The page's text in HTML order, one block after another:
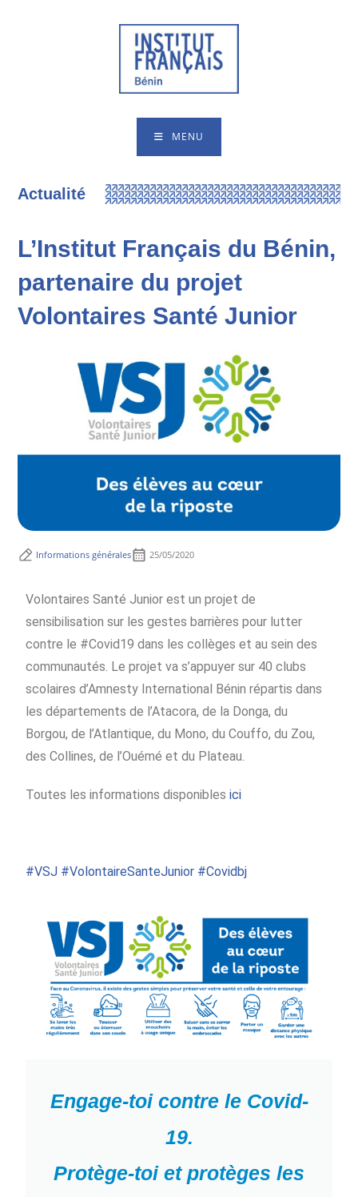
MENU
Actualité
L’Institut Français du Bénin,
partenaire du projet
Volontaires Santé Junior
Informations générales 25/05/2020
Volontaires Santé Junior est un projet de
sensibilisation sur les gestes barrières pour lutter
contre le #Covid19 dans les collèges et au sein des
communautés. Le projet va s’appuyer sur 40 clubs
scolaires d’Amnesty International Bénin répartis dans
les départements de l’Atacora, de la Donga, du
Borgou, de l’Atlantique, du Mono, du Couffo, du Zou,
des Collines, de l’Ouémé et du Plateau.
Toutes les informations disponiblesici
#VSJ #VolontaireSanteJunior #Covidbj
Engage-toi contre le Covid-
19.
Protège-toi et protèges les